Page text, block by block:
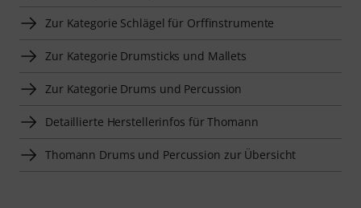
Zur Kategorie Schlägel für Orffinstrumente
Zur Kategorie Drumsticks und Mallets
Zur Kategorie Drums und Percussion
Detaillierte Herstellerinfos für Thomann
Thomann Drums und Percussion zur Übersicht